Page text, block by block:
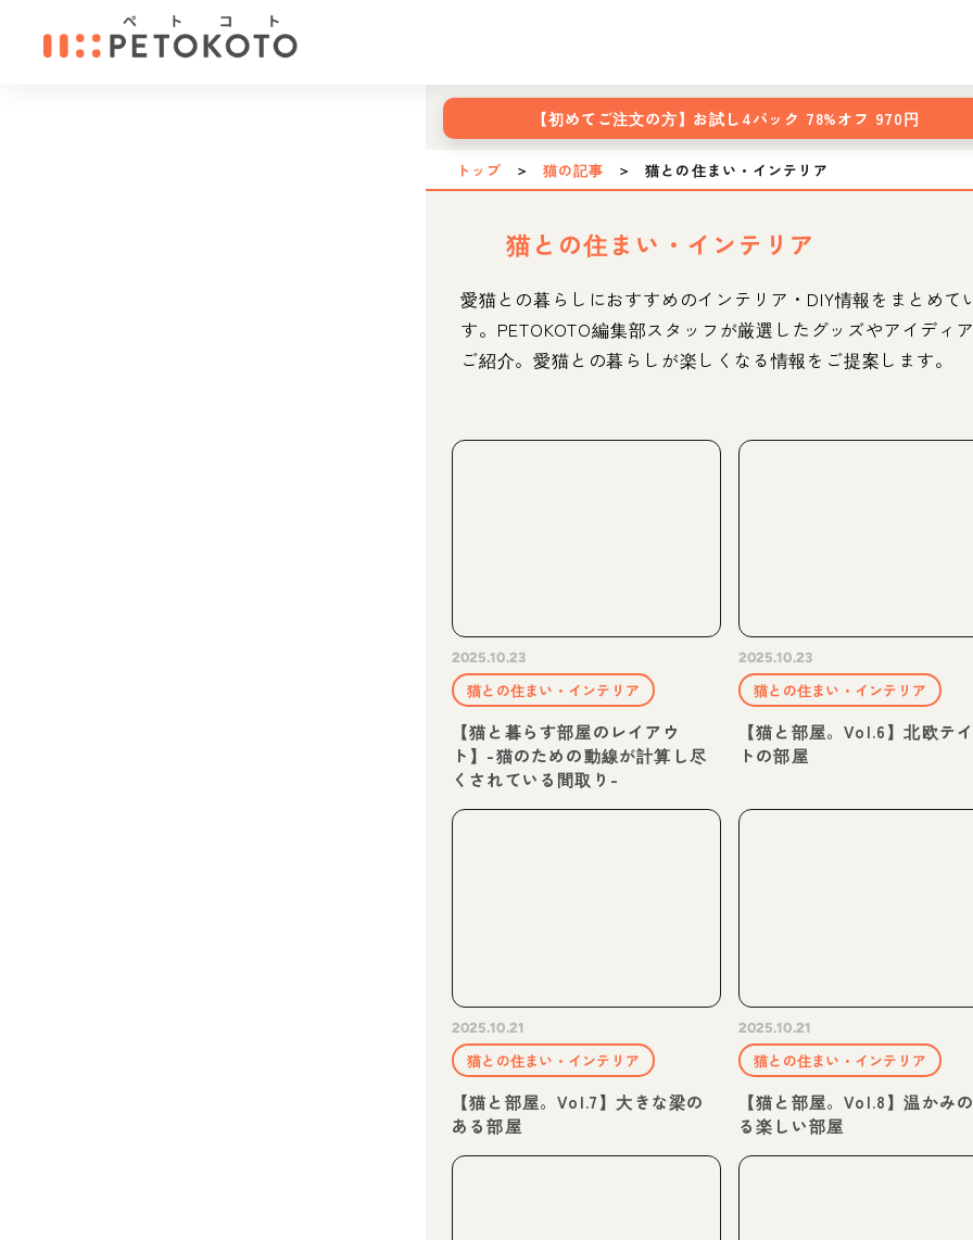
【初めてご注文の方】 お試し4パック 78%オフ 970円
トップ ＞ 猫の記事 ＞ 猫との住まい・インテリア
猫との住まい・インテリア
愛猫との暮らしにおすすめのインテリア・DIY情報をまとめて
す。PETOKOTO編集部スタッフが厳選したグッズやアイディ
ご紹介。愛猫との暮らしが楽しくなる情報をご提案します。
2025.10.23
猫との住まい・インテリア
【猫と暮らす部屋のレイアウ
ト】-猫のための動線が計算し尽
くされている間取り-
2025.10.23
猫との住まい・インテリア
【猫と部屋。Vol.6】北欧テ
トの部屋
2025.10.21
猫との住まい・インテリア
【猫と部屋。Vol.7】大きな梁の
ある部屋
2025.10.21
猫との住まい・インテリア
【猫と部屋。Vol.8】温かみ
る楽しい部屋